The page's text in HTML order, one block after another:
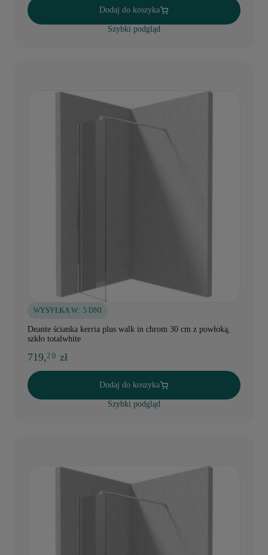
Dodaj do koszyka
Szybki podgląd
WYSYŁKA W: 5 DNI
Deante ścianka kerria plus walk in chrom 30 cm z powłoką,
szkło totalwhite
719,2 0 zł
Dodaj do koszyka
Szybki podgląd